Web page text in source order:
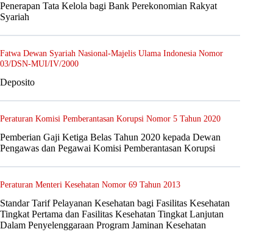
Penerapan Tata Kelola bagi Bank Perekonomian Rakyat
Syariah
Fatwa Dewan Syariah Nasional-Majelis Ulama Indonesia Nomor
03/DSN-MUI/IV/2000
Deposito
Peraturan Komisi Pemberantasan Korupsi Nomor 5 Tahun 2020
Pemberian Gaji Ketiga Belas Tahun 2020 kepada Dewan
Pengawas dan Pegawai Komisi Pemberantasan Korupsi
Peraturan Menteri Kesehatan Nomor 69 Tahun 2013
Standar Tarif Pelayanan Kesehatan bagi Fasilitas Kesehatan
Tingkat Pertama dan Fasilitas Kesehatan Tingkat Lanjutan
Dalam Penyelenggaraan Program Jaminan Kesehatan